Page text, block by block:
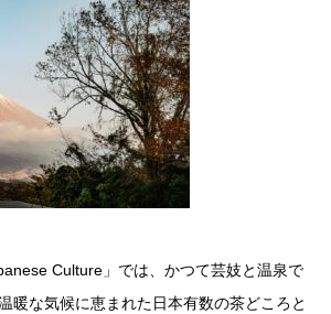
Culture」では、かつて芸妓と温泉で
暖な気候に恵まれた日本有数の茶どころと